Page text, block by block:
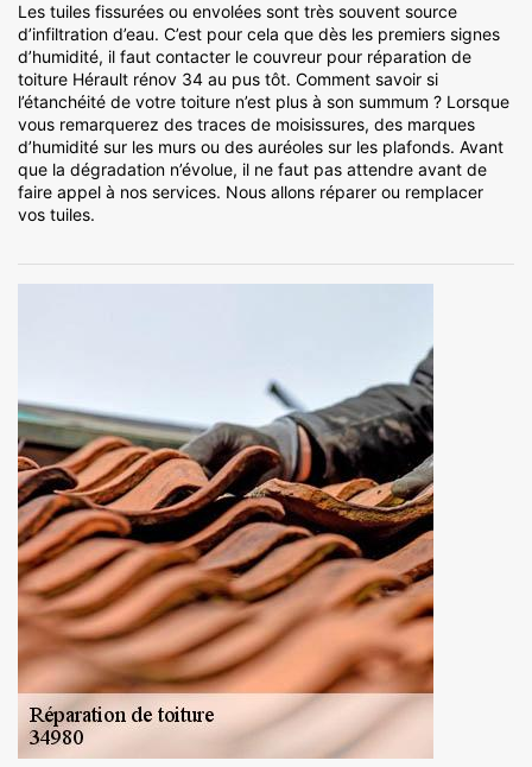
Les tuiles fissurées ou envolées sont très souvent source
d’infiltration d’eau. C’est pour cela que dès les premiers signes
d’humidité, il faut contacter le couvreur pour réparation de
toiture Hérault rénov 34 au pus tôt. Comment savoir si
l’étanchéité de votre toiture n’est plus à son summum ? Lorsque
vous remarquerez des traces de moisissures, des marques
d’humidité sur les murs ou des auréoles sur les plafonds. Avant
que la dégradation n’évolue, il ne faut pas attendre avant de
faire appel à nos services. Nous allons réparer ou remplacer
vos tuiles.